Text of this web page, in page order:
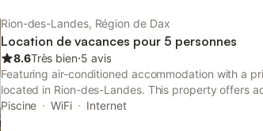
Rion-des-Landes, Région de Dax
Location de vacances pour 5 personnes
8.6Très bien⋅5 avis
Featuring air-conditioned accommodation with a
located in Rion-des-Landes. This property offers
private parking and free WiFi.
Piscine WiFi Internet